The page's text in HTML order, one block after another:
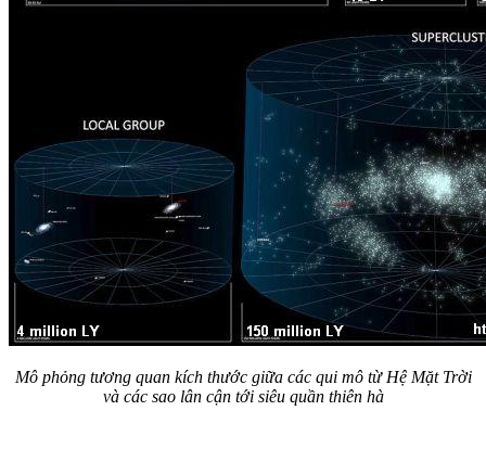
Mô phỏng tương quan kích thước giữa các qui mô từ Hệ Mặt Trời
và các sao lân cận tới siêu quần thiên hà